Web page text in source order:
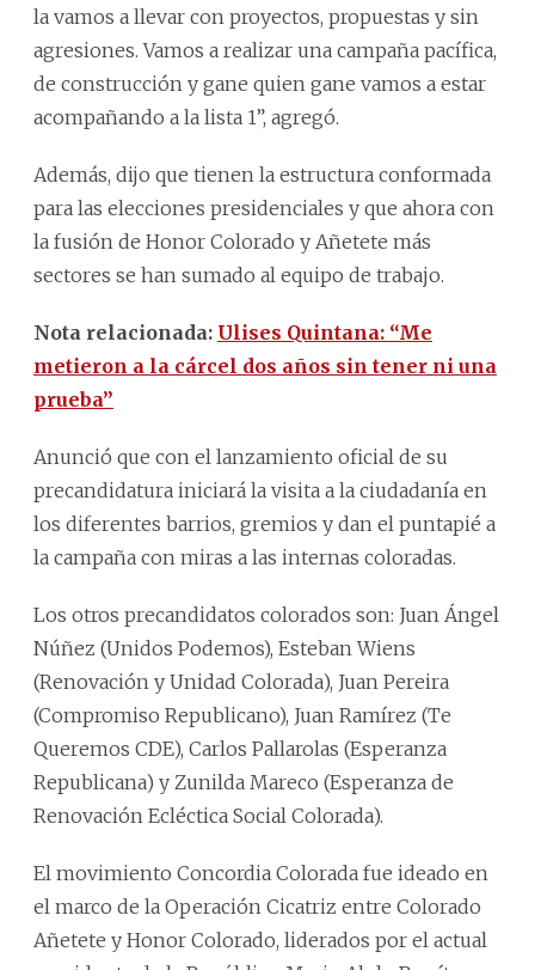
la vamos a llevar con proyectos, propuestas y sin
agresiones. Vamos a realizar una campaña pacífica,
de construcción y gane quien gane vamos a estar
acompañando a la lista 1”, agregó.
Además, dijo que tienen la estructura conformada
para las elecciones presidenciales y que ahora con
la fusión de Honor Colorado y Añetete más
sectores se han sumado al equipo de trabajo.
Nota relacionada: Ulises Quintana: “Me
metieron a la cárcel dos años sin tener ni una
prueba”
Anunció que con el lanzamiento oficial de su
precandidatura iniciará la visita a la ciudadanía en
los diferentes barrios, gremios y dan el puntapié a
la campaña con miras a las internas coloradas.
Los otros precandidatos colorados son: Juan Ángel
Núñez (Unidos Podemos), Esteban Wiens
(Renovación y Unidad Colorada), Juan Pereira
(Compromiso Republicano), Juan Ramírez (Te
Queremos CDE), Carlos Pallarolas (Esperanza
Republicana) y Zunilda Mareco (Esperanza de
Renovación Ecléctica Social Colorada).
El movimiento Concordia Colorada fue ideado en
el marco de la Operación Cicatriz entre Colorado
Añetete y Honor Colorado, liderados por el actual